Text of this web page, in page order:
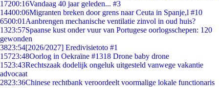
17200:16Vandaag 40 jaar geleden... #3
14400:06Migranten breken door grens naar Ceuta in Spanje,l #10
6500:01 Aanbrengen mechanische ventilatie zinvol in oud huis?
1323:57Spaanse kust onder vuur van Portugese oorlogsschepen: 120
gewonden
3823:54[2026/2027] Eredivisietoto #1
15723:48Oorlog in Oekraïne #1318 Drone baby drone
1523:43Rechtszaak dodelijk ongeluk uitgesteld vanwege vakantie
advocaat
2823:36Chinese rechtbank veroordeelt voormalige lokale functionaris